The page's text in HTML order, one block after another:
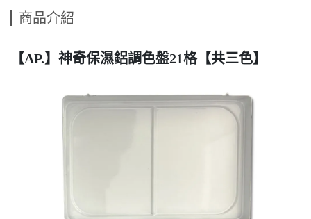
商品介紹
【AP.】神奇保濕鋁調色盤21格【共三色】